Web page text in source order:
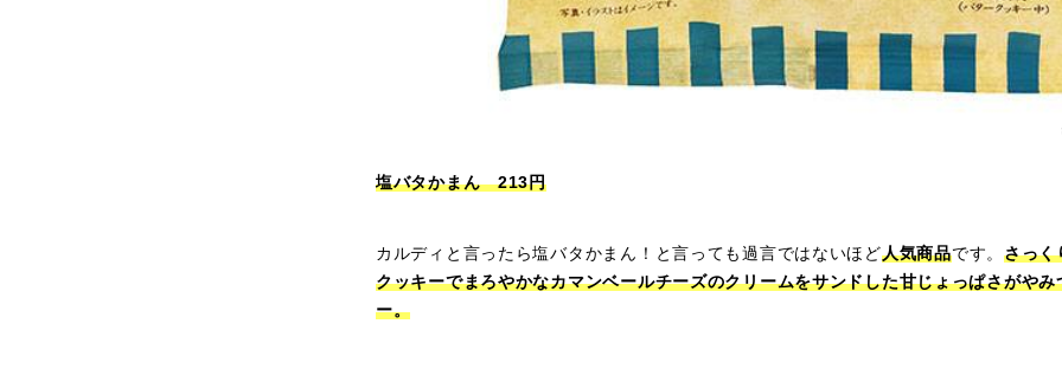
塩バタかまん 213円
カルディと言ったら塩バタかまん！と言っても過言ではないほど人気商品です。 さっく
クッキーでまろやかなカマンベールチーズのクリームをサンドした甘じょっぱさがや
ー。